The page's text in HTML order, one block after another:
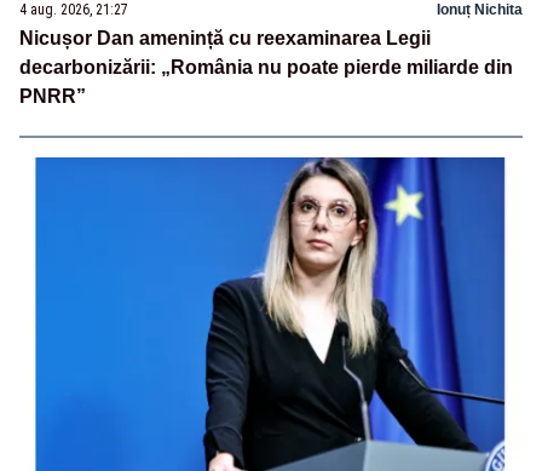
4 aug. 2026, 21:27 Ionuț Nichita
Nicușor Dan amenință cu reexaminarea Legii
decarbonizării: „România nu poate pierde miliarde din
PNRR”